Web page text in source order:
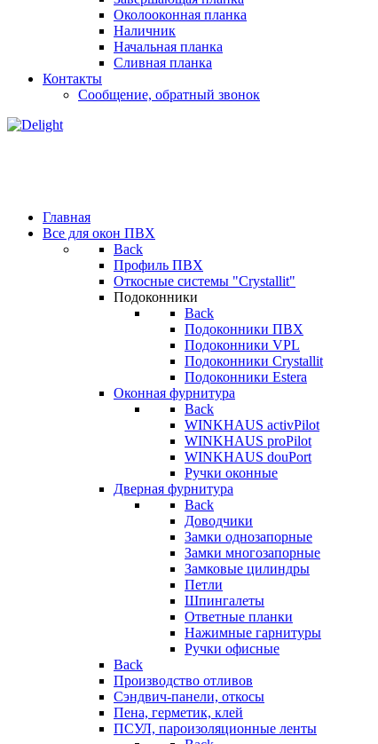
Околооконная планка
Наличник
Начальная планка
Сливная планка
Контакты
Сообщение, обратный звонок
Главная
Все для окон ПВХ
Back
Профиль ПВХ
Откосные системы "Crystallit"
Подоконники
Back
Подоконники ПВХ
Подоконники VPL
Подоконники Crystallit
Подоконники Estera
Оконная фурнитура
Back
WINKHAUS activPilot
WINKHAUS proPilot
WINKHAUS douPort
Ручки оконные
Дверная фурнитура
Back
Доводчики
Замки однозапорные
Замки многозапорные
Замковые цилиндры
Петли
Шпингалеты
Ответные планки
Нажимные гарнитуры
Ручки офисные
Back
Производство отливов
Сэндвич-панели, откосы
Пена, герметик, клей
ПСУЛ, пароизоляционные ленты